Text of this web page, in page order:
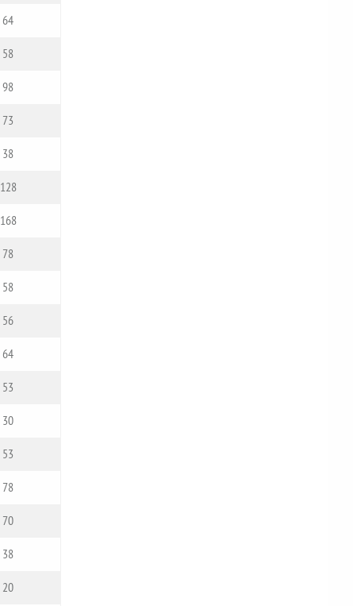
64
58
98
73
38
128
168
78
58
56
64
53
30
53
78
70
38
20